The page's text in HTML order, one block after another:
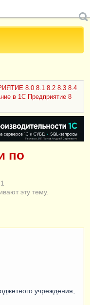
8.0 8.1 8.2 8.3 8.4
в 1С Предприятие 8
по
эту тему.
учреждения,